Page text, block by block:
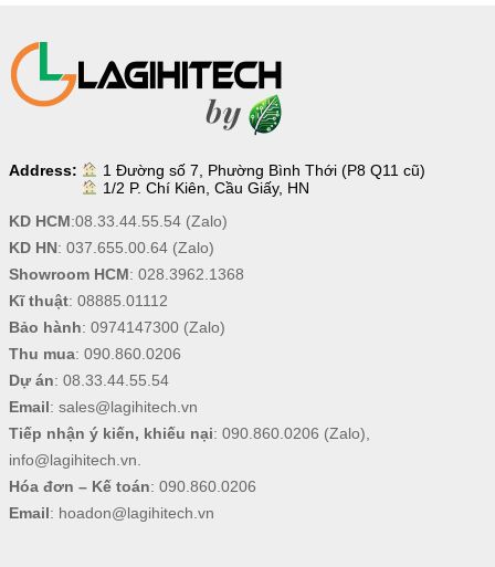
Address:
1 Đường số 7, Phường Bình Thới (P8 Q11 cũ)
1/2 P. Chí Kiên, Cầu Giấy, HN
KD HCM:08.33.44.55.54(Zalo)
KD HN: 037.655.00.64(Zalo)
Showroom HCM: 028.3962.1368
Kĩ thuật: 08885.01112
Bảo hành: 0974147300(Zalo)
Thu mua: 090.860.0206
Dự án: 08.33.44.55.54
Email: sales@lagihitech.vn
Tiếp nhận ý kiến, khiếu nại: 090.860.0206 (Zalo),
info@lagihitech.vn
Hóa đơn – Kế toán: 090.860.0206
Email: hoadon@lagihitech.vn